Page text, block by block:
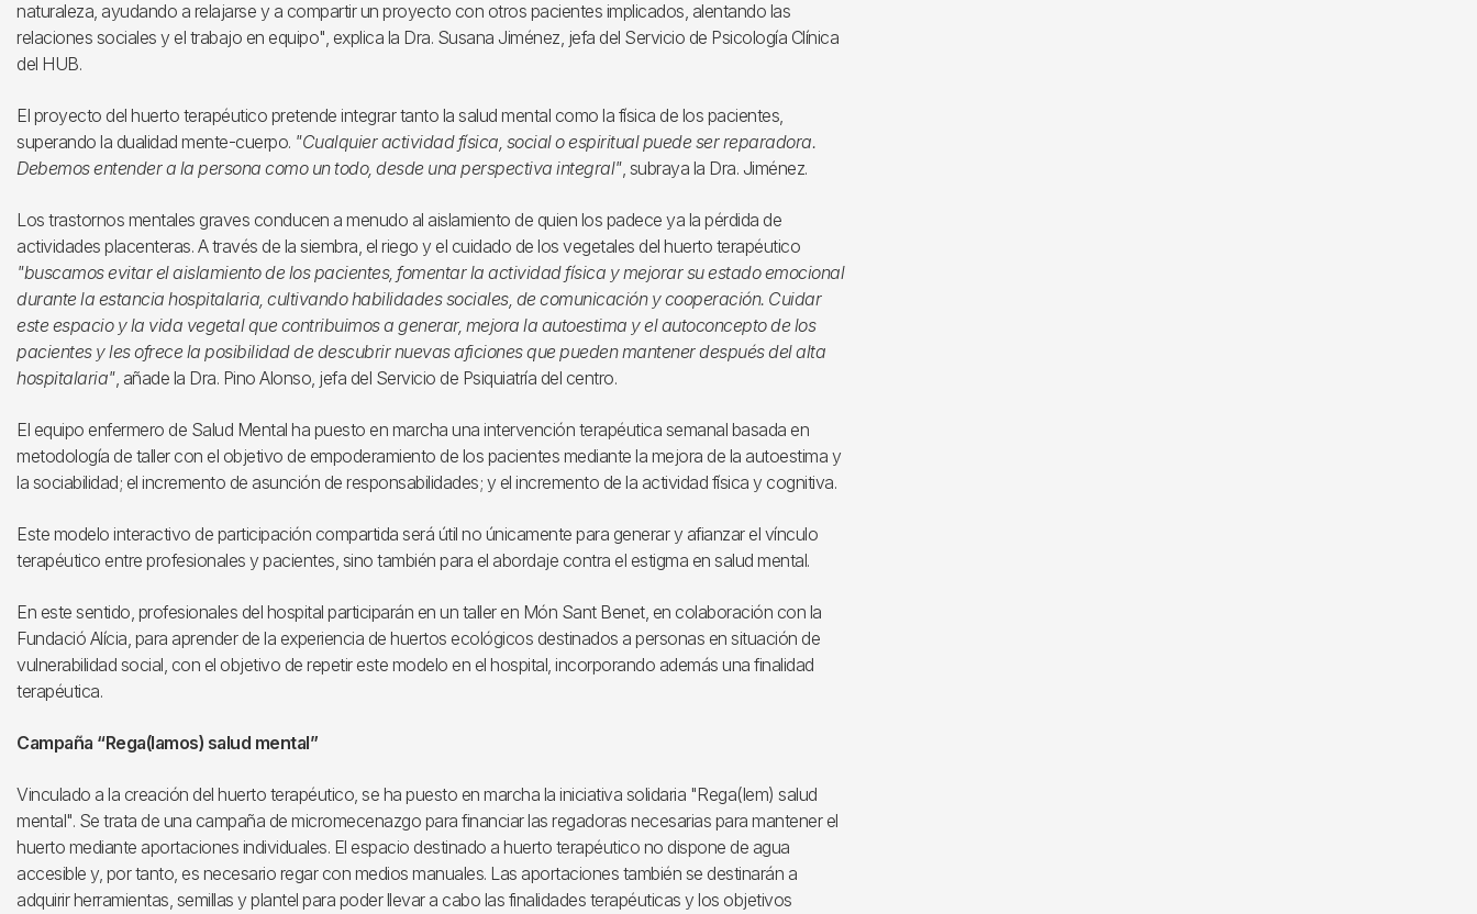
naturaleza, ayudando a relajarse y a compartir un proyecto con otros pacientes implicados, alentando las
relaciones sociales y el trabajo en equipo", explica la Dra. Susana Jiménez, jefa del Servicio de Psicología Clínica
del HUB.
El proyecto del huerto terapéutico pretende integrar tanto la salud mental como la física de los pacientes,
superando la dualidad mente-cuerpo. "Cualquier actividad física, social o espiritual puede ser reparadora.
Debemos entender a la persona como un todo, desde una perspectiva integral", subraya la Dra. Jiménez.
Los trastornos mentales graves conducen a menudo al aislamiento de quien los padece ya la pérdida de
actividades placenteras. A través de la siembra, el riego y el cuidado de los vegetales del huerto terapéutico
"buscamos evitar el aislamiento de los pacientes, fomentar la actividad física y mejorar su estado emocional
durante la estancia hospitalaria, cultivando habilidades sociales, de comunicación y cooperación. Cuidar
este espacio y la vida vegetal que contribuimos a generar, mejora la autoestima y el autoconcepto de los
pacientes y les ofrece la posibilidad de descubrir nuevas aficiones que pueden mantener después del alta
hospitalaria", añade la Dra. Pino Alonso, jefa del Servicio de Psiquiatría del centro.
El equipo enfermero de Salud Mental ha puesto en marcha una intervención terapéutica semanal basada en
metodología de taller con el objetivo de empoderamiento de los pacientes mediante la mejora de la autoestima y
la sociabilidad; el incremento de asunción de responsabilidades; y el incremento de la actividad física y cognitiva.
Este modelo interactivo de participación compartida será útil no únicamente para generar y afianzar el vínculo
terapéutico entre profesionales y pacientes, sino también para el abordaje contra el estigma en salud mental.
En este sentido, profesionales del hospital participarán en un taller en Món Sant Benet, en colaboración con la
Fundació Alícia, para aprender de la experiencia de huertos ecológicos destinados a personas en situación de
vulnerabilidad social, con el objetivo de repetir este modelo en el hospital, incorporando además una finalidad
terapéutica.
Campaña “Rega(lamos) salud mental”
Vinculado a la creación del huerto terapéutico, se ha puesto en marcha la iniciativa solidaria "Rega(lem) salud
mental". Se trata de una campaña de micromecenazgo para financiar las regadoras necesarias para mantener el
huerto mediante aportaciones individuales. El espacio destinado a huerto terapéutico no dispone de agua
accesible y, por tanto, es necesario regar con medios manuales. Las aportaciones también se destinarán a
adquirir herramientas, semillas y plantel para poder llevar a cabo las finalidades terapéuticas y los objetivos